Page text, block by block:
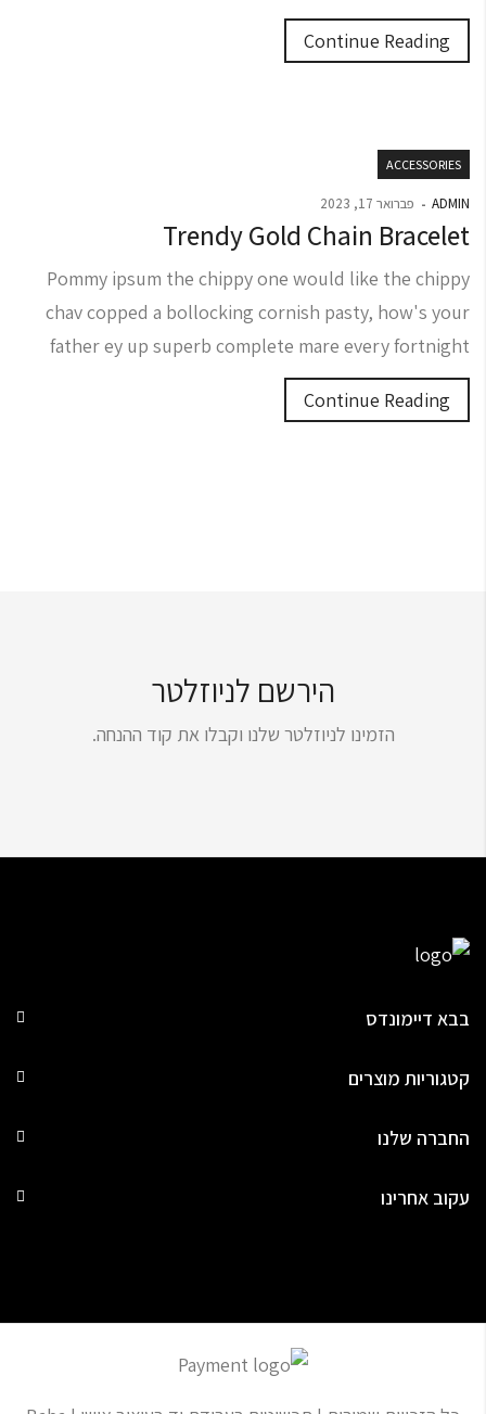
Continue Reading
ACCESSORIES
ADMIN פברואר 17, 2023
Trendy Gold Chain Bracelet
Pommy ipsum the chippy one would like the chippy
chav copped a bollocking cornish pasty, how's your
father ey up superb complete mare every fortnight
Continue Reading
הירשם לניוזלטר
הזמינו לניוזלטר שלנו וקבלו את קוד ההנחה.
בבא דיימונדס
קטגוריות מוצרים
החברה שלנו
עקוב אחרינו